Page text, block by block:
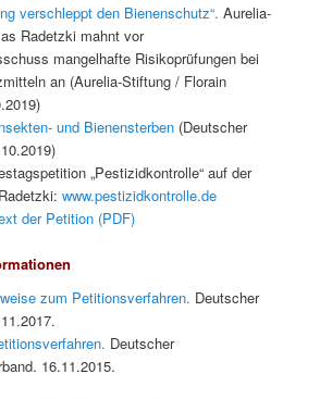
verschleppt den Bienenschutz“. Aurelia-
Radetzki mahnt vor
mangelhafte Risikoprüfungen bei
an (Aurelia-Stiftung / Florain
und Bienensterben(Deutscher
„Pestizidkontrolle“ auf der
www.pestizidkontrolle.de
der Petition (PDF)
zum Petitionsverfahren. Deutscher
Deutscher
16.11.2015.